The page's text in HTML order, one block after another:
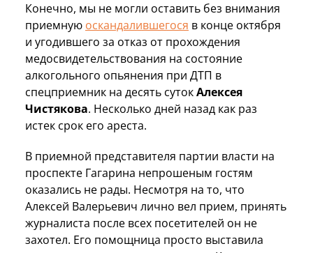
Конечно, мы не могли оставить без внимания
приемную оскандалившегося в конце октября
и угодившего за отказ от прохождения
медосвидетельствования на состояние
алкогольного опьянения при ДТП в
спецприемник на десять сутокАлексея
Чистякова. Несколько дней назад как раз
истек срок его ареста.
В приемной представителя партии власти на
проспекте Гагарина непрошеным гостям
оказались не рады. Несмотря на то, что
Алексей Валерьевич лично вел прием, принять
журналиста после всех посетителей он не
захотел. Его помощница просто выставила